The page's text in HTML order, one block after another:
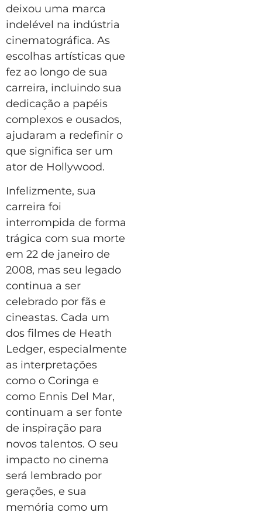
deixou uma marca
indelével na indústria
cinematográfica. As
escolhas artísticas que
fez ao longo de sua
carreira, incluindo sua
dedicação a papéis
complexos e ousados,
ajudaram a redefinir o
que significa ser um
ator de Hollywood.
Infelizmente, sua
carreira foi
interrompida de forma
trágica com sua morte
em 22 de janeiro de
2008, mas seu legado
continua a ser
celebrado por fãs e
cineastas. Cada um
dos filmes de Heath
Ledger, especialmente
as interpretações
como o Coringa e
como Ennis Del Mar,
continuam a ser fonte
de inspiração para
novos talentos. O seu
impacto no cinema
será lembrado por
gerações, e sua
memória como um